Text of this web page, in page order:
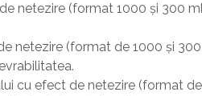
netezire (format 1000 și 300
netezire (format de 1000 și
cu efect de netezire (format